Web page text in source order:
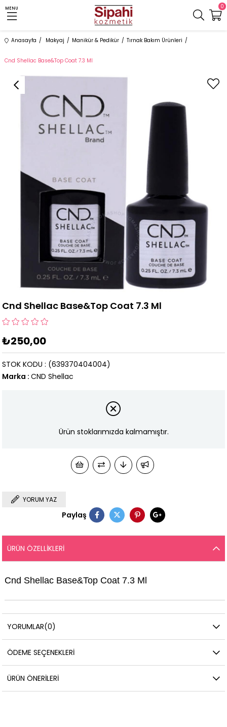
MENU 0
Anasayfa Makyaj Manikür & Pedikür Tırnak Bakım Ürünleri
Cnd Shellac Base&Top Coat 7.3 Ml
Cnd Shellac Base&Top Coat 7.3 Ml
₺250,00
STOK KODU
(639370404004)
Marka : CND Shellac
Ürün stoklarımızda kalmamıştır.
YORUM YAZ
Paylaş
ÜRÜN ÖZELLIKLERI
Cnd Shellac Base&Top Coat 7.3 Ml
YORUMLAR(0)
ÖDEME SEÇENEKLERI
ÜRÜN ÖNERILERI